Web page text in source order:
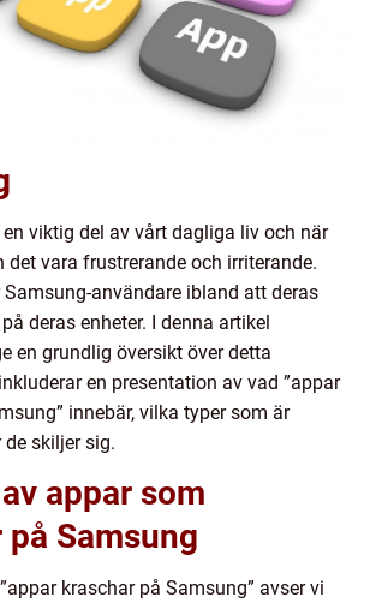
viktig del av vårt dagliga liv och när
det vara frustrerande och irriterande.
Samsung-användare ibland att deras
deras enheter. I denna artikel
en grundlig översikt över detta
en presentation av vad ”appar
innebär, vilka typer som är
skiljer sig.
appar som
Samsung
kraschar på Samsung” avser vi